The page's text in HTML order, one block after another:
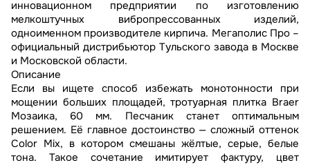
инновационном предприятии по изготовлению
мелкоштучных вибропрессованных изделий,
одноименном производителе кирпича. Мегаполис Про –
официальный дистрибьютор Тульского завода в Москве
и Московской области.
Описание
Если вы ищете способ избежать монотонности при
мощении больших площадей, тротуарная плитка Braer
Мозаика, 60 мм. Песчаник станет оптимальным
решением. Её главное достоинство — сложный оттенок
Color Mix, в котором смешаны жёлтые, серые, белые
тона. Такое сочетание имитирует фактуру, цвет